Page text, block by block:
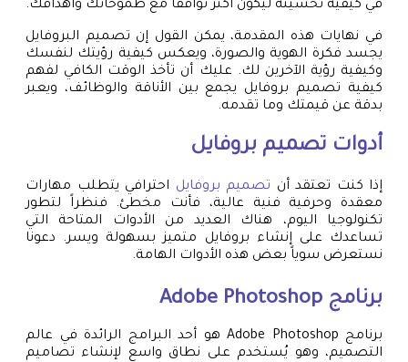
في كيفية تحسينه ليكون أكثر توافقًا مع طموحاتك وأهدافك.
في نهايات هذه المقدمة، يمكن القول إن تصميم البروفايل
يجسد فكرة الهوية والصورة، ويعكس كيفية رؤيتك لنفسك
وكيفية رؤية الآخرين لك. عليك أن تأخذ الوقت الكافي لفهم
كيفية تصميم بروفايل يجمع بين الأناقة والوظائف، ويعبر
بدقة عن قيمتك وما تقدمه.
أدوات تصميم بروفايل
إذا كنت تعتقد أن تصميم بروفايل احترافي يتطلب مهارات
معقدة وحرفية فنية عالية، فأنت مخطئ. فنظراً لتطور
تكنولوجيا اليوم، هناك العديد من الأدوات المتاحة التي
تساعدك على إنشاء بروفايل متميز بسهولة ويسر. دعونا
نستعرض سوياً بعض هذه الأدوات الهامة.
برنامج Adobe Photoshop
برنامج Adobe Photoshop هو أحد البرامج الرائدة في عالم
التصميم، وهو يُستخدم على نطاق واسع لإنشاء تصاميم